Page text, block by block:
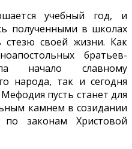
учебный год, и
полученными в школах
стезю своей жизни. Как
братьев-
начало славному
народа, так и сегодня
пусть станет для
камнем в созидании
законам Христовой